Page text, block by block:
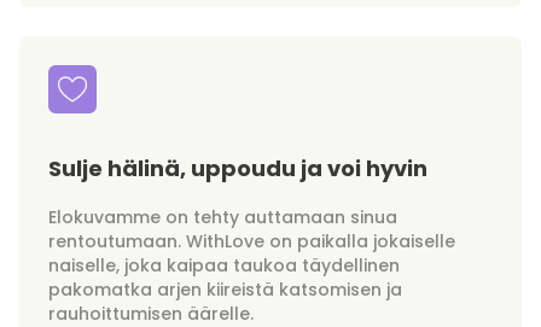
Sulje hälinä, uppoudu ja voi hyvin
Elokuvamme on tehty auttamaan sinua
rentoutumaan. WithLove on paikalla jokaiselle
naiselle, joka kaipaa taukoa täydellinen
pakomatka arjen kiireistä katsomisen ja
rauhoittumisen äärelle.